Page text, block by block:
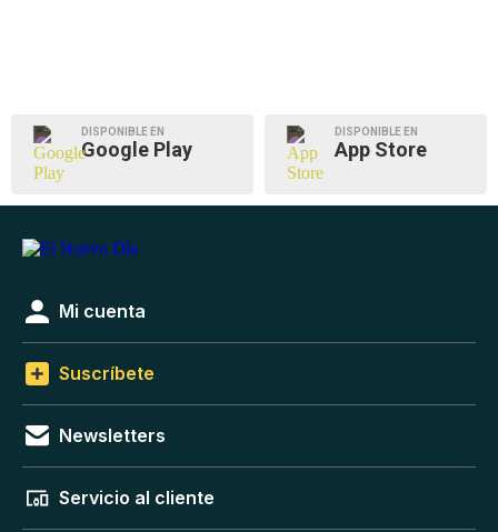
DISPONIBLE EN
Google Play
DISPONIBLE EN
App Store
Mi cuenta
Suscríbete
Newsletters
Servicio al cliente